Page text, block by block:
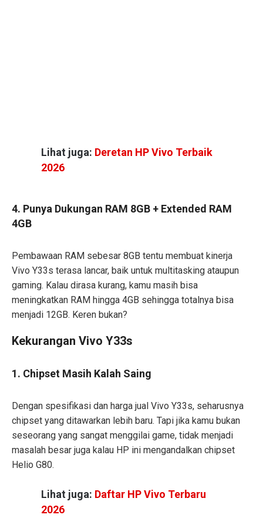
Lihat juga: Deretan HP Vivo Terbaik
2026
4. Punya Dukungan RAM 8GB + Extended RAM
4GB
Pembawaan RAM sebesar 8GB tentu membuat kinerja
Vivo Y33s terasa lancar, baik untuk multitasking ataupun
gaming. Kalau dirasa kurang, kamu masih bisa
meningkatkan RAM hingga 4GB sehingga totalnya bisa
menjadi 12GB. Keren bukan?
Kekurangan Vivo Y33s
1. Chipset Masih Kalah Saing
Dengan spesifikasi dan harga jual Vivo Y33s, seharusnya
chipset yang ditawarkan lebih baru. Tapi jika kamu bukan
seseorang yang sangat menggilai game, tidak menjadi
masalah besar juga kalau HP ini mengandalkan chipset
Helio G80.
Lihat juga: Daftar HP Vivo Terbaru
2026